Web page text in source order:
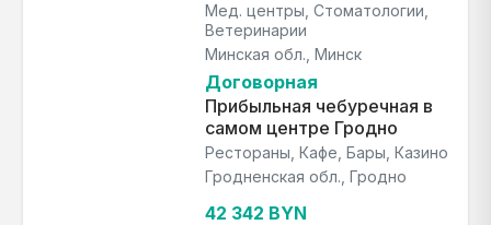
Мед. центры, Стоматологии,
Ветеринарии
Минская обл., Минск
Договорная
Прибыльная чебуречная в
самом центре Гродно
Рестораны, Кафе, Бары, Казино
Гродненская обл., Гродно
42 342 BYN